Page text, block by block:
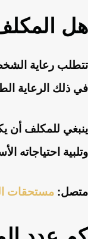
هل
تتطلب رعاية
في ذلك الرعاية
ينبغي للمكلف أن
وتلبية احتياجاته
متصل: مستحقات